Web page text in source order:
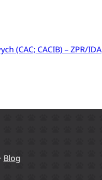
(CAC; CACIB) – ZPR/IDA
Blog